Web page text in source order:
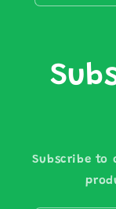
Subscribe to